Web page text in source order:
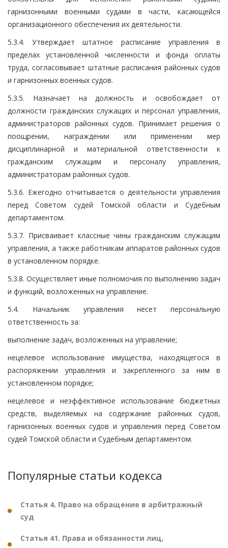
гарнизонными военными судами в части, касающейся
организационного обеспечения их деятельности.
5.3.4. Утверждает штатное расписание управления в
пределах установленной численности и фонда оплаты
труда, согласовывает штатные расписания районных судов
и гарнизонных военных судов.
5.3.5. Назначает на должность и освобождает от
должности гражданских служащих и персонал управления,
администраторов районных судов. Принимает решения о
поощрении, награждении или применении мер
дисциплинарной и материальной ответственности к
гражданским служащим и персоналу управления,
администраторам районных судов.
5.3.6. Ежегодно отчитывается о деятельности управления
перед Советом судей Томской области и Судебным
департаментом.
5.3.7. Присваивает классные чины гражданским служащим
управления, а также работникам аппаратов районных судов
в установленном порядке.
5.3.8. Осуществляет иные полномочия по выполнению задач
и функций, возложенных на управление.
5.4. Начальник управления несет персональную
ответственность за:
выполнение задач, возложенных на управление;
нецелевое использование имущества, находящегося в
распоряжении управления и закрепленного за ним в
установленном порядке;
нецелевое и неэффективное использование бюджетных
средств, выделяемых на содержание районных судов,
гарнизонных военных судов и управления перед Советом
судей Томской области и Судебным департаментом.
Популярные статьи кодекса
Статья 4. Право на обращение в арбитражный
суд
Статья 41. Права и обязанности лиц,